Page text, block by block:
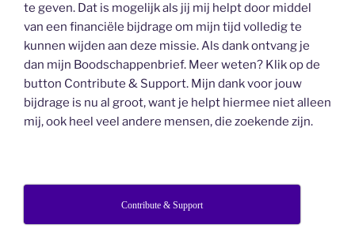
te geven. Dat is mogelijk als jij mij helpt door middel
van een financiële bijdrage om mijn tijd volledig te
kunnen wijden aan deze missie. Als dank ontvang je
dan mijn Boodschappenbrief. Meer weten? Klik op de
button Contribute & Support. Mijn dank voor jouw
bijdrage is nu al groot, want je helpt hiermee niet alleen
mij, ook heel veel andere mensen, die zoekende zijn.
Contribute & Support